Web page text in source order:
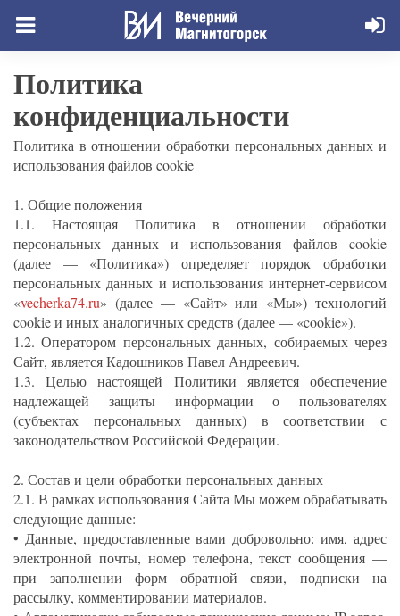
Политика
конфиденциальности
Политика в отношении обработки персональных данных и
использования файлов cookie
1. Общие положения
1.1. Настоящая Политика в отношении обработки
персональных данных и использования файлов cookie
(далее — «Политика») определяет порядок обработки
персональных данных и использования интернет-сервисом
«vecherka74.ru» (далее — «Сайт» или «Мы») технологий
cookie и иных аналогичных средств (далее — «cookie»).
1.2. Оператором персональных данных, собираемых через
Сайт, является Кадошников Павел Андреевич.
1.3. Целью настоящей Политики является обеспечение
надлежащей защиты информации о пользователях
(субъектах персональных данных) в соответствии с
законодательством Российской Федерации.
2. Состав и цели обработки персональных данных
2.1. В рамках использования Сайта Мы можем обрабатывать
следующие данные:
• Данные, предоставленные вами добровольно: имя, адрес
электронной почты, номер телефона, текст сообщения —
при заполнении форм обратной связи, подписки на
рассылку, комментировании материалов.